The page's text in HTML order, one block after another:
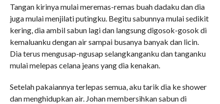
Tangan kirinya mulai meremas-remas buah dadaku dan dia
juga mulai menjilati putingku. Begitu sabunnya mulai sedikit
kering, dia ambil sabun lagi dan langsung digosok-gosok di
kemaluanku dengan air sampai busanya banyak dan licin.
Dia terus mengusap-ngusap selangkanganku dan tanganku
mulai melepas celana jeans yang dia kenakan.
Setelah pakaiannya terlepas semua, aku tarik dia ke shower
dan menghidupkan air. Johan membersihkan sabun di